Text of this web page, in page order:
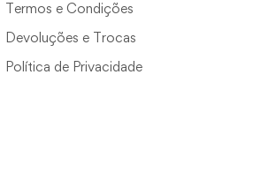
Termos e Condições
Devoluções e Trocas
Política de Privacidade